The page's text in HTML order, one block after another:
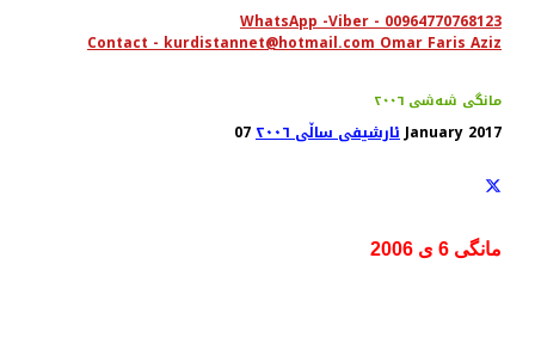
WhatsApp -Viber - 00964770768123
Contact - kurdistannet@hotmail.com Omar Faris Aziz
مانگی شەشی ٢٠٠٦
ئارشیفی ساڵی ٢٠٠٦07 January 2017
مانگی 6 ی 2006